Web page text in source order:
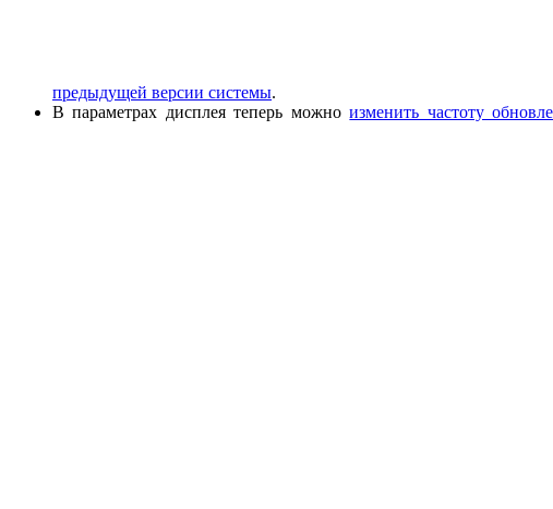
предыдущей версии системы.
В параметрах дисплея теперь можноизменить частоту